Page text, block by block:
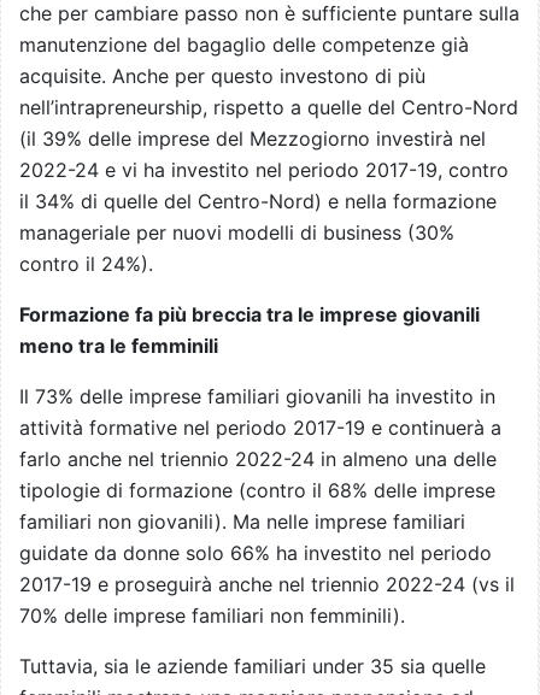
che per cambiare passo non è sufficiente puntare sulla
manutenzione del bagaglio delle competenze già
acquisite. Anche per questo investono di più
nell’intrapreneurship, rispetto a quelle del Centro-Nord
(il 39% delle imprese del Mezzogiorno investirà nel
2022-24 e vi ha investito nel periodo 2017-19, contro
il 34% di quelle del Centro-Nord) e nella formazione
manageriale per nuovi modelli di business (30%
contro il 24%).
Formazione fa più breccia tra le imprese giovanili
meno tra le femminili
Il 73% delle imprese familiari giovanili ha investito in
attività formative nel periodo 2017-19 e continuerà a
farlo anche nel triennio 2022-24 in almeno una delle
tipologie di formazione (contro il 68% delle imprese
familiari non giovanili). Ma nelle imprese familiari
guidate da donne solo 66% ha investito nel periodo
2017-19 e proseguirà anche nel triennio 2022-24 (vs il
70% delle imprese familiari non femminili).
Tuttavia, sia le aziende familiari under 35 sia quelle